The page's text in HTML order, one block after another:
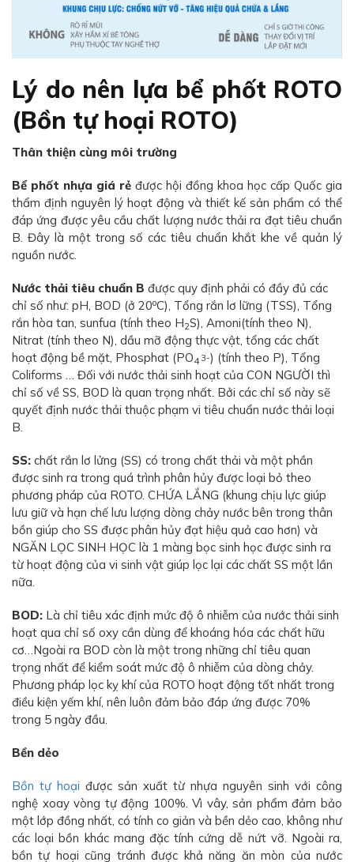
Lý do nên lựa bể phốt ROTO
(Bồn tự hoại ROTO)
Thân thiện cùng môi trường
Bể phốt nhựa giá rẻ được hội đồng khoa học cấp Quốc gia
thẩm định nguyên lý hoạt động và thiết kế sản phẩm có thể
đáp ứng được yêu cầu chất lượng nước thải ra đạt tiêu chuẩn
B. Đây là một trong số các tiêu chuẩn khắt khe về quản lý
nguồn nước.
Nước thải tiêu chuẩn B được quy định phải có đầy đủ các
chỉ số như: pH, BOD (ở 20oC), Tổng rắn lơ lững (TSS), Tổng
rắn hòa tan, sunfua (tính theo H2S), Amoni(tính theo N),
Nitrat (tính theo N), dầu mỡ động thực vật, tổng các chất
hoạt động bề mặt, Phosphat (PO4 3-) (tính theo P), Tổng
Coliforms … Đối với nước thải sinh hoạt của CON NGƯỜI thì
chỉ số về SS, BOD là quan trọng nhất. Bởi các chỉ số này sẽ
quyết định nước thải thuộc phạm vi tiêu chuẩn nước thải loại
B.
SS: chất rắn lơ lửng (SS) có trong chất thải và một phần
được sinh ra trong quá trình phân hủy được loại bỏ theo
phương pháp của ROTO. CHỨA LẮNG (khung chịu lực giúp
lưu giữ và hạn chế lưu lượng dòng chảy nước bên trong thân
bồn giúp cho SS được phân hủy đạt hiệu quả cao hơn) và
NGĂN LỌC SINH HỌC là 1 màng bọc sinh học được sinh ra
từ hoạt động của vi sinh vật giúp lọc lại các chất SS một lần
nữa.
BOD: Là chỉ tiêu xác định mức độ ô nhiễm của nước thải sinh
hoạt qua chỉ số oxy cần dùng để khoáng hóa các chất hữu
cơ…Ngoài ra BOD còn là một trong những chỉ tiêu quan
trọng nhất để kiểm soát mức độ ô nhiễm của dòng chảy.
Phương pháp lọc kỵ khí của ROTO hoạt động tốt nhất trong
điều kiện yếm khí, nên luôn đảm bảo đáp ứng được 70%
trong 5 ngày đầu.
Bền dẻo
Bồn tự hoại được sản xuất từ nhựa nguyên sinh với công
nghệ xoay vòng tự động 100%. Vì vây, sản phẩm đảm bảo
một lớp đồng nhất, có tính co giản và bền dẻo cao, không như
các loại bồn khác mang đặc tính cứng dễ nứt vỡ. Ngoài ra,
bồn tự hoại cũng tránh được khả năng ăn mòn của nước